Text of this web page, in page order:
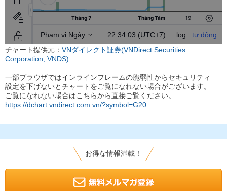
チャート提供元： VNダイレクト証券(VNDirect Securities
Corporation, VNDS)
一部ブラウザではインラインフレームの脆弱性からセキュリティ
設定を下げないとチャートをご覧になれない場合がございます。
ご覧になれない場合はこちらから直接ご覧ください。
https://dchart.vndirect.com.vn/?symbol=G20
お得な情報満載！